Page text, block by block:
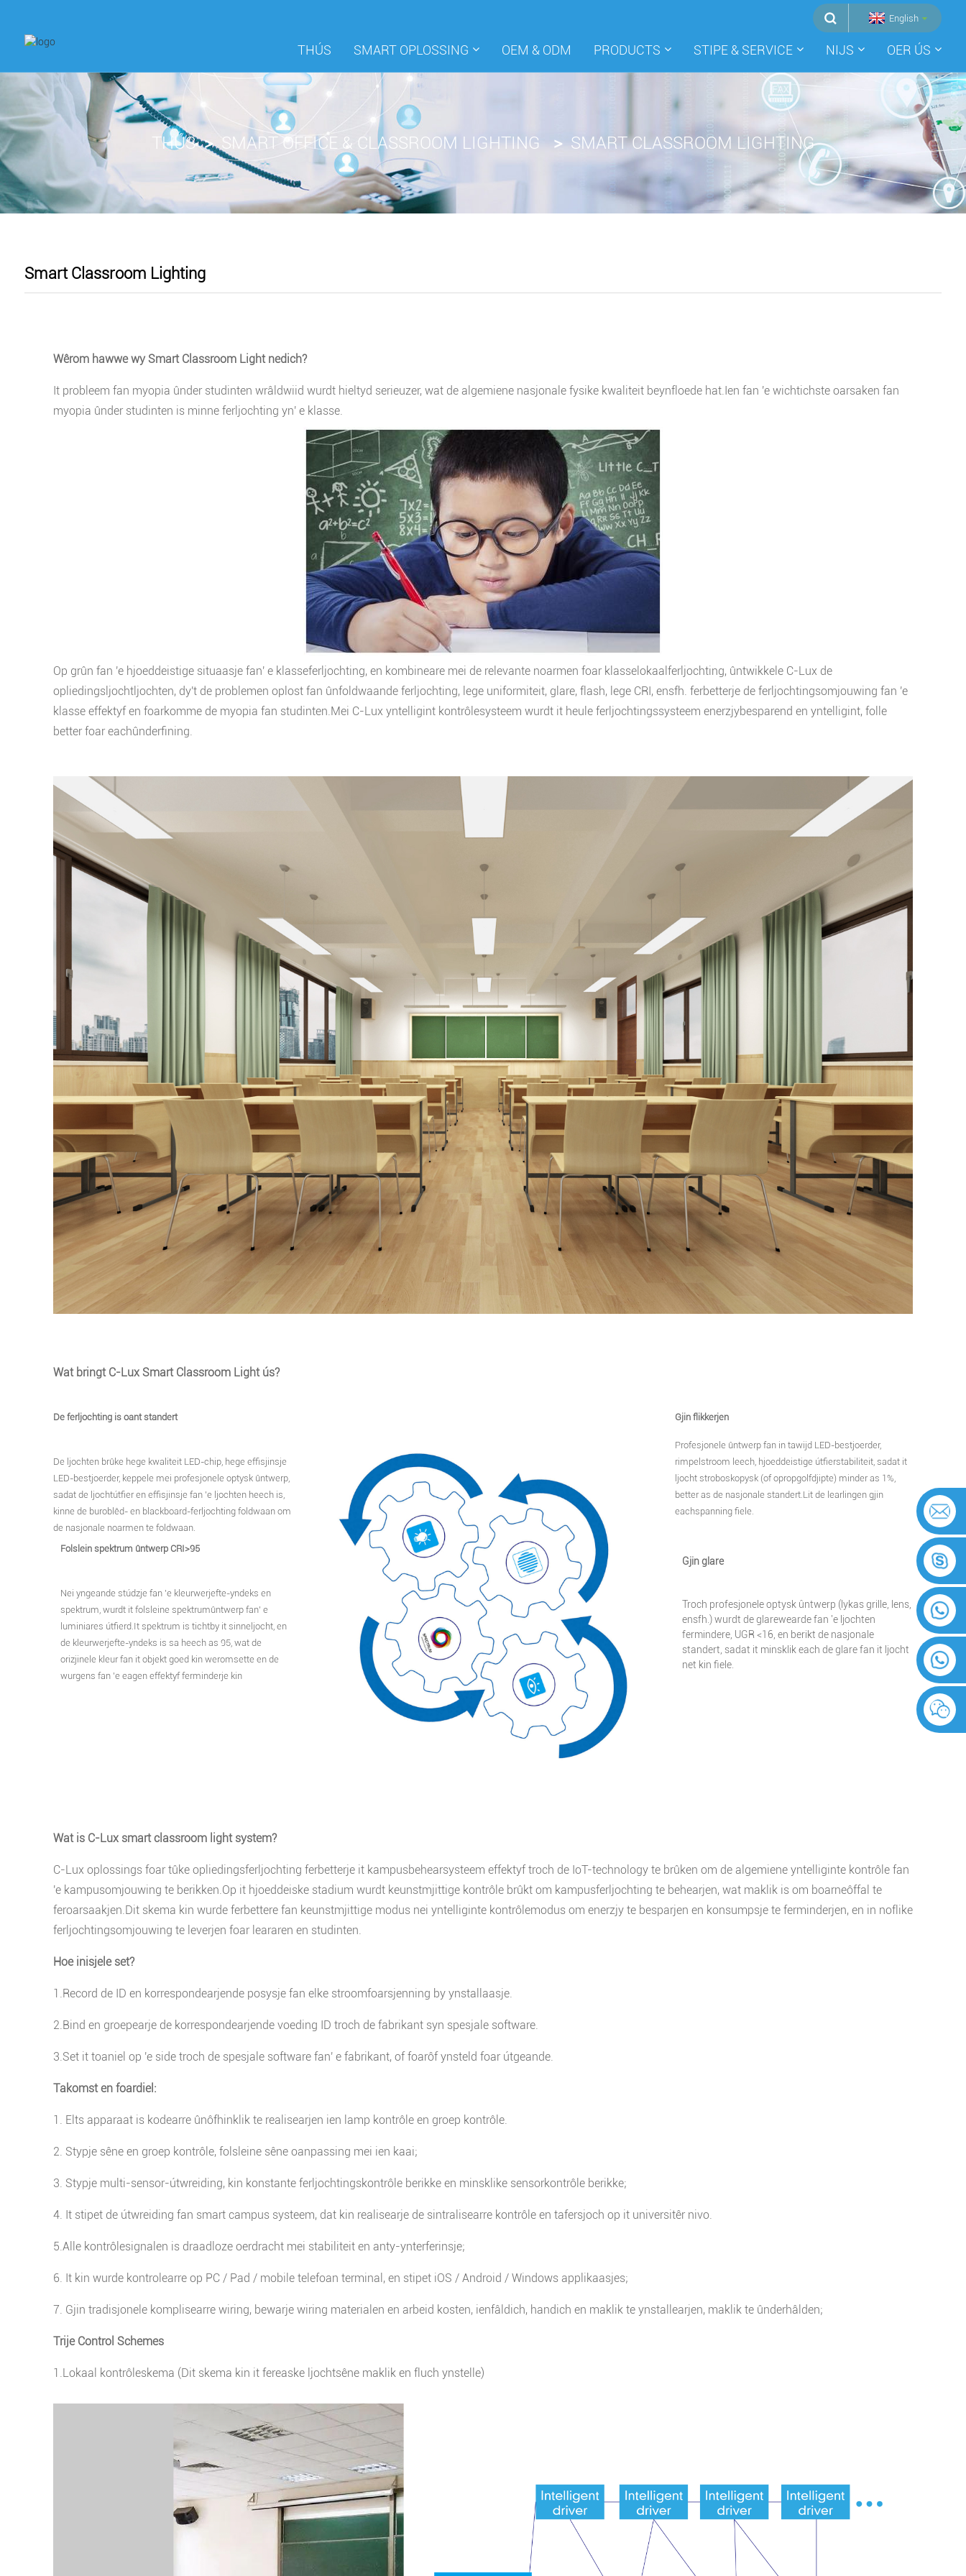
English
THÚS SMART OPLOSSING OEM & ODM PRODUCTS STIPE & SERVICE NIJS OER ÚS
THÚS SMART OFFICE & CLASSROOM LIGHTING SMART CLASSROOM LIGHTING
Smart Classroom Lighting
Wêrom hawwe wy Smart Classroom Light nedich?
It probleem fan myopia ûnder studinten wrâldwiid wurdt hieltyd serieuzer, wat de algemiene nasjonale fysike kwaliteit beynfloede hat.Ien fan 'e wichtichste oarsaken fan
myopia ûnder studinten is minne ferljochting yn' e klasse.
Op grûn fan 'e hjoeddeistige situaasje fan' e klasseferljochting, en kombineare mei de relevante noarmen foar klasselokaalferljochting, ûntwikkele C-Lux de
opliedingsljochtljochten, dy't de problemen oplost fan ûnfoldwaande ferljochting, lege uniformiteit, glare, flash, lege CRI, ensfh. ferbetterje de ferljochtingsomjouwing fan 'e
klasse effektyf en foarkomme de myopia fan studinten.Mei C-Lux yntelligint kontrôlesysteem wurdt it heule ferljochtingssysteem enerzjybesparend en yntelligint, folle
better foar eachûnderfining.
Wat bringt C-Lux Smart Classroom Light ús?
De ferljochting is oant standert
De ljochten brûke hege kwaliteit LED-chip, hege effisjinsje
LED-bestjoerder, keppele mei profesjonele optysk ûntwerp,
sadat de ljochtútfier en effisjinsje fan 'e ljochten heech is,
kinne de buroblêd- en blackboard-ferljochting foldwaan om
de nasjonale noarmen te foldwaan.
Folslein spektrum ûntwerp CRI>95
Nei yngeande stúdzje fan 'e kleurwerjefte-yndeks en
spektrum, wurdt it folsleine spektrumûntwerp fan' e
luminiares útfierd.It spektrum is tichtby it sinneljocht, en
de kleurwerjefte-yndeks is sa heech as 95, wat de
orizjinele kleur fan it objekt goed kin weromsette en de
wurgens fan 'e eagen effektyf ferminderje kin
Gjin flikkerjen
Profesjonele ûntwerp fan in tawijd LED-bestjoerder,
rimpelstroom leech, hjoeddeistige útfierstabiliteit, sadat it
ljocht stroboskopysk (of opropgolfdjipte) minder as 1%,
better as de nasjonale standert.Lit de learlingen gjin
eachspanning fiele.
Gjin glare
Troch profesjonele optysk ûntwerp (lykas grille, lens,
ensfh.) wurdt de glarewearde fan 'e ljochten
fermindere, UGR <16, en berikt de nasjonale
standert, sadat it minsklik each de glare fan it ljocht
net kin fiele.
Wat is C-Lux smart classroom light system?
C-Lux oplossings foar tûke opliedingsferljochting ferbetterje it kampusbehearsysteem effektyf troch de IoT-technology te brûken om de algemiene yntelliginte kontrôle fan
'e kampusomjouwing te berikken.Op it hjoeddeiske stadium wurdt keunstmjittige kontrôle brûkt om kampusferljochting te behearjen, wat maklik is om boarneôffal te
feroarsaakjen.Dit skema kin wurde ferbettere fan keunstmjittige modus nei yntelliginte kontrôlemodus om enerzjy te besparjen en konsumpsje te ferminderjen, en in noflike
ferljochtingsomjouwing te leverjen foar leararen en studinten.
Hoe inisjele set?
1.Record de ID en korrespondearjende posysje fan elke stroomfoarsjenning by ynstallaasje.
2.Bind en groepearje de korrespondearjende voeding ID troch de fabrikant syn spesjale software.
3.Set it toaniel op 'e side troch de spesjale software fan' e fabrikant, of foarôf ynsteld foar útgeande.
Takomst en foardiel:
1. Elts apparaat is kodearre ûnôfhinklik te realisearjen ien lamp kontrôle en groep kontrôle.
2. Stypje sêne en groep kontrôle, folsleine sêne oanpassing mei ien kaai;
3. Stypje multi-sensor-útwreiding, kin konstante ferljochtingskontrôle berikke en minsklike sensorkontrôle berikke;
4. It stipet de útwreiding fan smart campus systeem, dat kin realisearje de sintralisearre kontrôle en tafersjoch op it universitêr nivo.
5.Alle kontrôlesignalen is draadloze oerdracht mei stabiliteit en anty-ynterferinsje;
6. It kin wurde kontrolearre op PC / Pad / mobile telefoan terminal, en stipet iOS / Android / Windows applikaasjes;
7. Gjin tradisjonele komplisearre wiring, bewarje wiring materialen en arbeid kosten, ienfâldich, handich en maklik te ynstallearjen, maklik te ûnderhâlden;
Trije Control Schemes
1.Lokaal kontrôleskema (Dit skema kin it fereaske ljochtsêne maklik en fluch ynstelle)